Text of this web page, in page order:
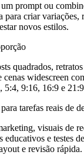
prompt ou
para criar
novos estilos.
quadrados,
cenas widescreen
5:4, 9:16, 16:9 e
tarefas reais de
visuais de
educativos e testes
e revisão rápida.